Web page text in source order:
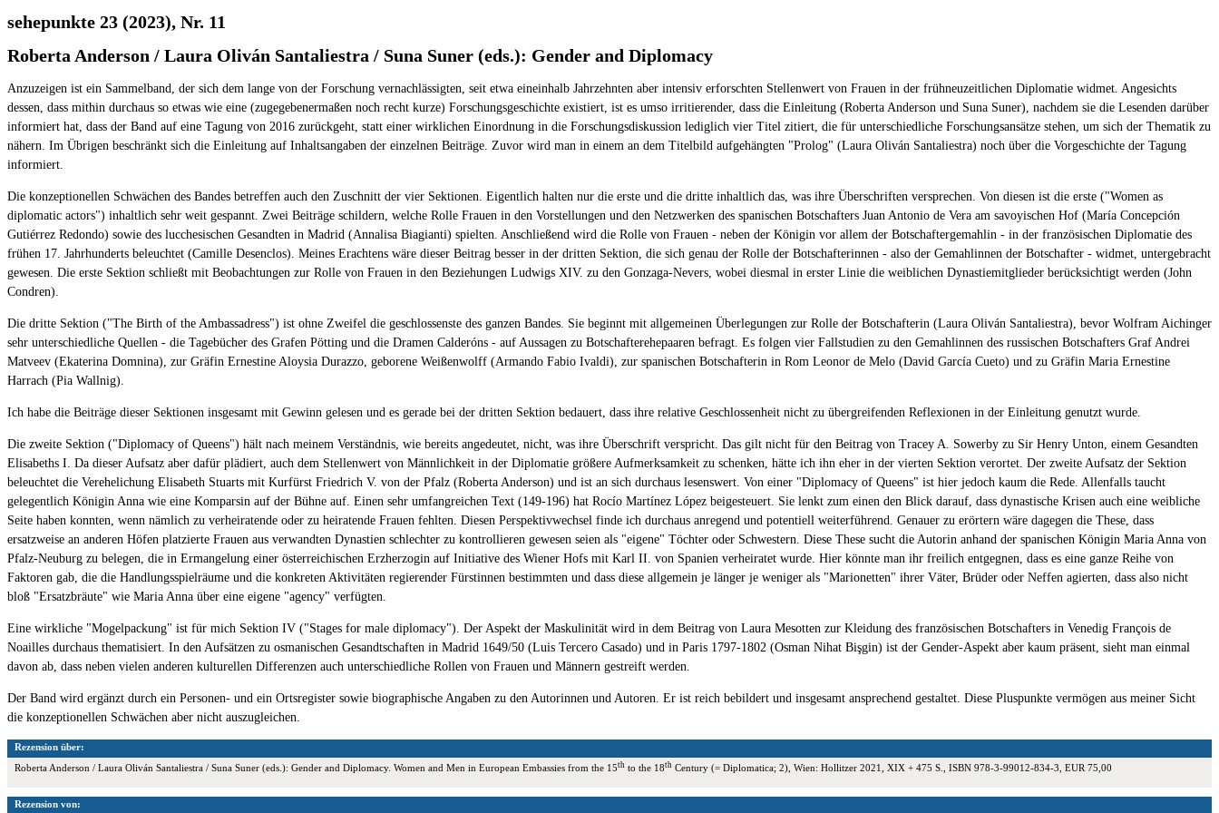
sehepunkte 23 (2023), Nr. 11
Roberta Anderson / Laura Oliván Santaliestra / Suna Suner (eds.): Gender and Diplomacy
Anzuzeigen ist ein Sammelband, der sich dem lange von der Forschung vernachlässigten, seit etwa eineinhalb Jahrzehnten aber intensiv erforschten Stellenwert von Frauen in der frühneuzeitlichen Diplomatie widmet. Angesichts
dessen, dass mithin durchaus so etwas wie eine (zugegebenermaßen noch recht kurze) Forschungsgeschichte existiert, ist es umso irritierender, dass die Einleitung (Roberta Anderson und Suna Suner), nachdem sie die Lesenden darüber
informiert hat, dass der Band auf eine Tagung von 2016 zurückgeht, statt einer wirklichen Einordnung in die Forschungsdiskussion lediglich vier Titel zitiert, die für unterschiedliche Forschungsansätze stehen, um sich der Thematik zu
nähern. Im Übrigen beschränkt sich die Einleitung auf Inhaltsangaben der einzelnen Beiträge. Zuvor wird man in einem an dem Titelbild aufgehängten "Prolog" (Laura Oliván Santaliestra) noch über die Vorgeschichte der Tagung
informiert.
Die konzeptionellen Schwächen des Bandes betreffen auch den Zuschnitt der vier Sektionen. Eigentlich halten nur die erste und die dritte inhaltlich das, was ihre Überschriften versprechen. Von diesen ist die erste ("Women as
diplomatic actors") inhaltlich sehr weit gespannt. Zwei Beiträge schildern, welche Rolle Frauen in den Vorstellungen und den Netzwerken des spanischen Botschafters Juan Antonio de Vera am savoyischen Hof (María Concepción
Gutiérrez Redondo) sowie des lucchesischen Gesandten in Madrid (Annalisa Biagianti) spielten. Anschließend wird die Rolle von Frauen - neben der Königin vor allem der Botschaftergemahlin - in der französischen Diplomatie des
frühen 17. Jahrhunderts beleuchtet (Camille Desenclos). Meines Erachtens wäre dieser Beitrag besser in der dritten Sektion, die sich genau der Rolle der Botschafterinnen - also der Gemahlinnen der Botschafter - widmet, untergebracht
gewesen. Die erste Sektion schließt mit Beobachtungen zur Rolle von Frauen in den Beziehungen Ludwigs XIV. zu den Gonzaga-Nevers, wobei diesmal in erster Linie die weiblichen Dynastiemitglieder berücksichtigt werden (John
Condren).
Die dritte Sektion ("The Birth of the Ambassadress") ist ohne Zweifel die geschlossenste des ganzen Bandes. Sie beginnt mit allgemeinen Überlegungen zur Rolle der Botschafterin (Laura Oliván Santaliestra), bevor Wolfram Aichinger
sehr unterschiedliche Quellen - die Tagebücher des Grafen Pötting und die Dramen Calderóns - auf Aussagen zu Botschafterehepaaren befragt. Es folgen vier Fallstudien zu den Gemahlinnen des russischen Botschafters Graf Andrei
Matveev (Ekaterina Domnina), zur Gräfin Ernestine Aloysia Durazzo, geborene Weißenwolff (Armando Fabio Ivaldi), zur spanischen Botschafterin in Rom Leonor de Melo (David García Cueto) und zu Gräfin Maria Ernestine
Harrach (Pia Wallnig).
Ich habe die Beiträge dieser Sektionen insgesamt mit Gewinn gelesen und es gerade bei der dritten Sektion bedauert, dass ihre relative Geschlossenheit nicht zu übergreifenden Reflexionen in der Einleitung genutzt wurde.
Die zweite Sektion ("Diplomacy of Queens") hält nach meinem Verständnis, wie bereits angedeutet, nicht, was ihre Überschrift verspricht. Das gilt nicht für den Beitrag von Tracey A. Sowerby zu Sir Henry Unton, einem Gesandten
Elisabeths I. Da dieser Aufsatz aber dafür plädiert, auch dem Stellenwert von Männlichkeit in der Diplomatie größere Aufmerksamkeit zu schenken, hätte ich ihn eher in der vierten Sektion verortet. Der zweite Aufsatz der Sektion
beleuchtet die Verehelichung Elisabeth Stuarts mit Kurfürst Friedrich V. von der Pfalz (Roberta Anderson) und ist an sich durchaus lesenswert. Von einer "Diplomacy of Queens" ist hier jedoch kaum die Rede. Allenfalls taucht
gelegentlich Königin Anna wie eine Komparsin auf der Bühne auf. Einen sehr umfangreichen Text (149-196) hat Rocío Martínez López beigesteuert. Sie lenkt zum einen den Blick darauf, dass dynastische Krisen auch eine weibliche
Seite haben konnten, wenn nämlich zu verheiratende oder zu heiratende Frauen fehlten. Diesen Perspektivwechsel finde ich durchaus anregend und potentiell weiterführend. Genauer zu erörtern wäre dagegen die These, dass
ersatzweise an anderen Höfen platzierte Frauen aus verwandten Dynastien schlechter zu kontrollieren gewesen seien als "eigene" Töchter oder Schwestern. Diese These sucht die Autorin anhand der spanischen Königin Maria Anna von
Pfalz-Neuburg zu belegen, die in Ermangelung einer österreichischen Erzherzogin auf Initiative des Wiener Hofs mit Karl II. von Spanien verheiratet wurde. Hier könnte man ihr freilich entgegnen, dass es eine ganze Reihe von
Faktoren gab, die die Handlungsspielräume und die konkreten Aktivitäten regierender Fürstinnen bestimmten und dass diese allgemein je länger je weniger als "Marionetten" ihrer Väter, Brüder oder Neffen agierten, dass also nicht
bloß "Ersatzbräute" wie Maria Anna über eine eigene "agency" verfügten.
Eine wirkliche "Mogelpackung" ist für mich Sektion IV ("Stages for male diplomacy"). Der Aspekt der Maskulinität wird in dem Beitrag von Laura Mesotten zur Kleidung des französischen Botschafters in Venedig François de
Noailles durchaus thematisiert. In den Aufsätzen zu osmanischen Gesandtschaften in Madrid 1649/50 (Luis Tercero Casado) und in Paris 1797-1802 (Osman Nihat Bişgin) ist der Gender-Aspekt aber kaum präsent, sieht man einmal
davon ab, dass neben vielen anderen kulturellen Differenzen auch unterschiedliche Rollen von Frauen und Männern gestreift werden.
Der Band wird ergänzt durch ein Personen- und ein Ortsregister sowie biographische Angaben zu den Autorinnen und Autoren. Er ist reich bebildert und insgesamt ansprechend gestaltet. Diese Pluspunkte vermögen aus meiner Sicht
die konzeptionellen Schwächen aber nicht auszugleichen.
Rezension über:
Roberta Anderson / Laura Oliván Santaliestra / Suna Suner (eds.): Gender and Diplomacy. Women and Men in European Embassies from the 15th to the 18th Century (= Diplomatica; 2), Wien: Hollitzer 2021, XIX + 475 S., ISBN 978-3-99012-834-3, EUR 75,00
Rezension von: